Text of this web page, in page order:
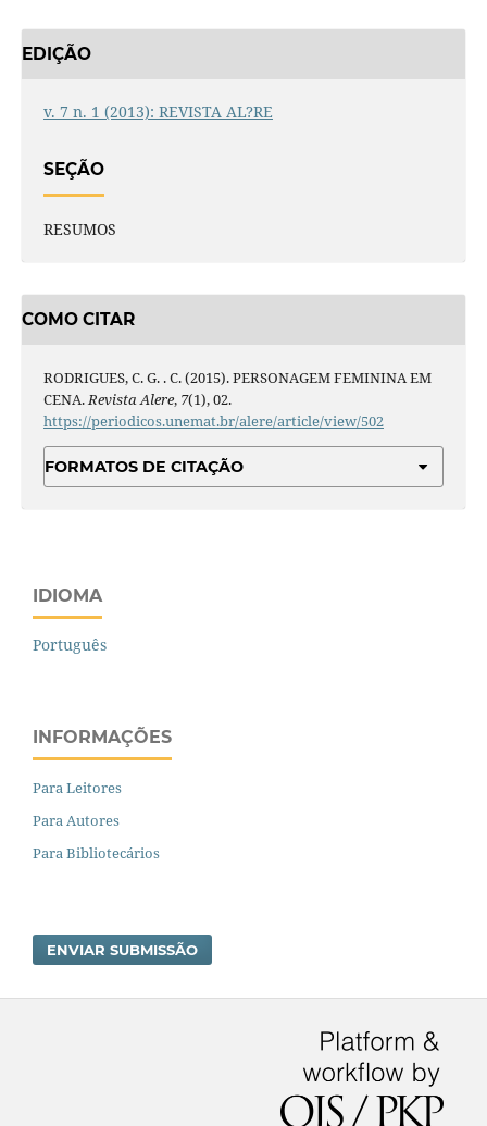
EDIÇÃO
v. 7 n. 1 (2013): REVISTA AL?RE
SEÇÃO
RESUMOS
COMO CITAR
RODRIGUES, C. G. . C. (2015). PERSONAGEM FEMININA EM
CENA.Revista Alere, 7(1), 02.
https://periodicos.unemat.br/alere/article/view/502
FORMATOS DE CITAÇÃO
IDIOMA
Português
INFORMAÇÕES
Para Leitores
Para Autores
Para Bibliotecários
ENVIAR SUBMISSÃO